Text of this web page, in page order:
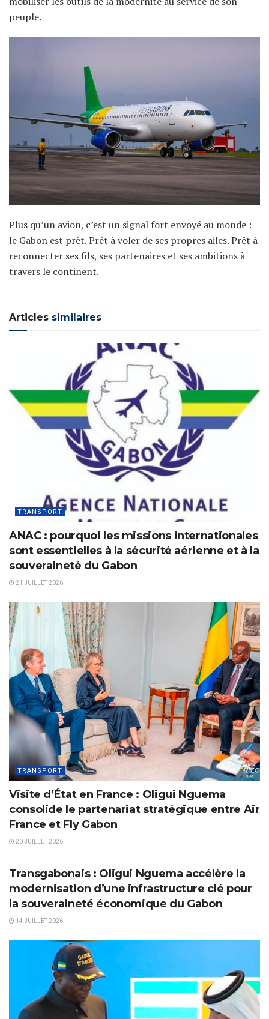
peuple.
Plus qu’un avion, c’est un signal fort envoyé au monde :
le Gabon est prêt. Prêt à voler de ses propres ailes. Prêt à
reconnecter ses fils, ses partenaires et ses ambitions à
travers le continent.
Articles similaires
TRANSPORT
ANAC : pourquoi les missions internationales
sont essentielles à la sécurité aérienne et à la
souveraineté du Gabon
21 JUILLET 2026
TRANSPORT
Visite d’État en France : Oligui Nguema
consolide le partenariat stratégique entre Air
France et Fly Gabon
20 JUILLET 2026
Transgabonais : Oligui Nguema accélère la
modernisation d’une infrastructure clé pour
la souveraineté économique du Gabon
14 JUILLET 2026